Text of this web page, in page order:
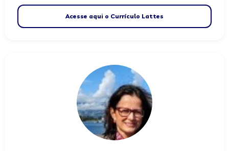
Acesse aqui o Currículo Lattes